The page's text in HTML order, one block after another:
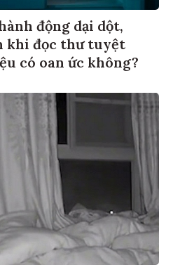
động dại dột,
khi đọc thư tuyệt
có oan ức không?